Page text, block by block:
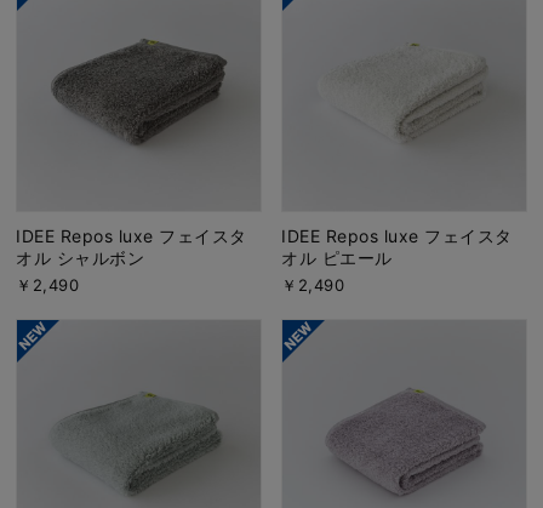
IDEE Repos luxe フェイスタ
オル シャルボン
￥2,490
IDEE Repos luxe フェイスタ
オル ピエール
￥2,490